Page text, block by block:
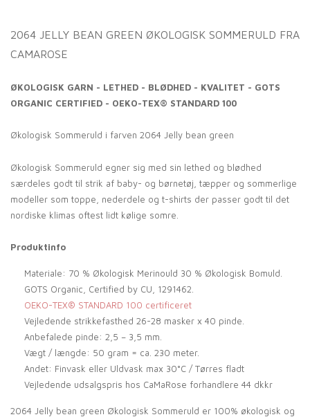
2064 JELLY BEAN GREEN ØKOLOGISK SOMMERULD FRA
CAMAROSE
ØKOLOGISK GARN - LETHED - BLØDHED - KVALITET - GOTS
ORGANIC CERTIFIED - OEKO-TEX® STANDARD 100
Økologisk Sommeruld i farven 2064 Jelly bean green
Økologisk Sommeruld egner sig med sin lethed og blødhed
særdeles godt til strik af baby- og børnetøj, tæpper og sommerlige
modeller som toppe, nederdele og t-shirts der passer godt til det
nordiske klimas oftest lidt kølige somre.
Produktinfo
Materiale: 70 % Økologisk Merinould 30 % Økologisk Bomuld.
GOTS Organic, Certified by CU, 1291462.
OEKO-TEX® STANDARD 100 certificeret
Vejledende strikkefasthed 26-28 masker x 40 pinde.
Anbefalede pinde: 2,5 – 3,5 mm.
Vægt / længde: 50 gram = ca. 230 meter.
Andet: Finvask eller Uldvask max 30°C / Tørres fladt
Vejledende udsalgspris hos CaMaRose forhandlere 44 dkkr
2064 Jelly bean green Økologisk Sommeruld er 100% økologisk og